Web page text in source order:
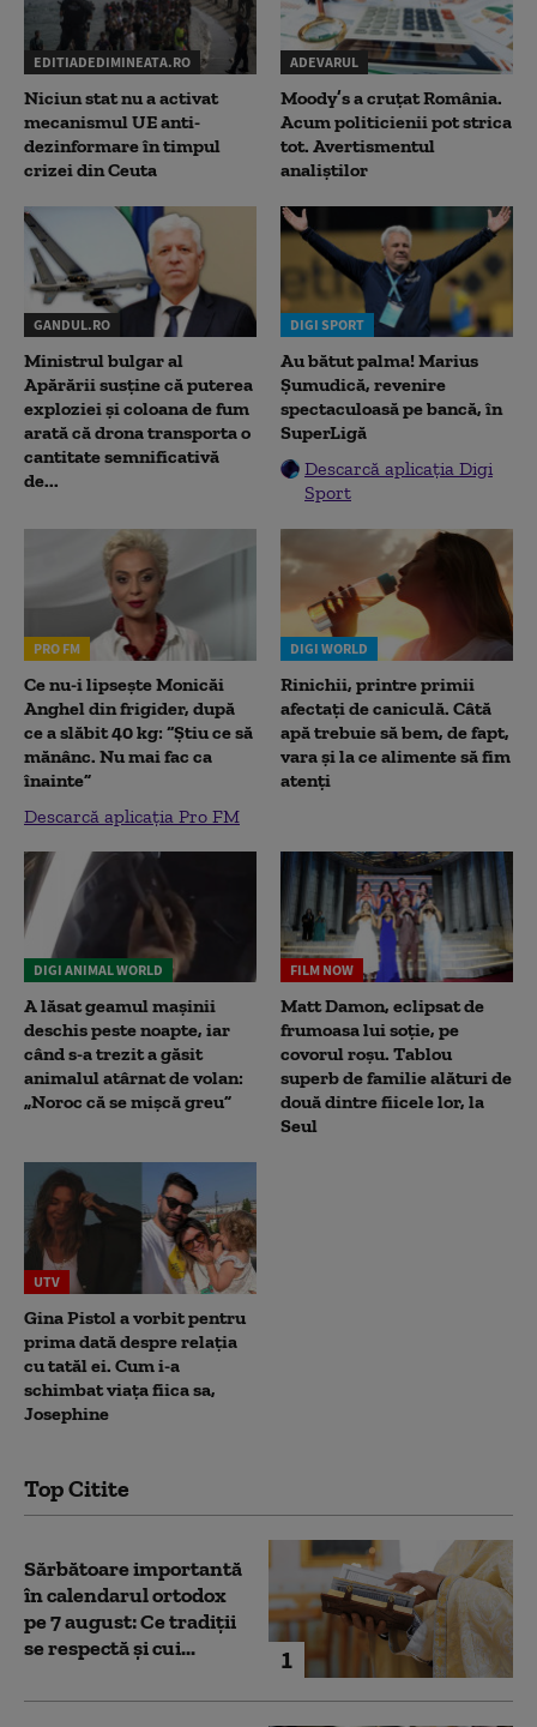
EDITIADEDIMINEATA.RO
Niciun stat nu a activat
mecanismul UE anti-
dezinformare în timpul
crizei din Ceuta
ADEVARUL
Moody’s a cruțat România.
Acum politicienii pot strica
tot. Avertismentul
analiștilor
GANDUL.RO
Ministrul bulgar al
Apărării susține că puterea
exploziei și coloana de fum
arată că drona transporta o
cantitate semnificativă
de...
DIGI SPORT
Au bătut palma! Marius
Șumudică, revenire
spectaculoasă pe bancă, în
SuperLigă
Descarcă aplicația Digi
Sport
PRO FM
Ce nu-i lipsește Monicăi
Anghel din frigider, după
ce a slăbit 40 kg: “Știu ce să
mănânc. Nu mai fac ca
înainte”
Descarcă aplicația Pro FM
DIGI WORLD
Rinichii, printre primii
afectați de caniculă. Câtă
apă trebuie să bem, de fapt,
vara și la ce alimente să fim
atenți
DIGI ANIMAL WORLD
A lăsat geamul mașinii
deschis peste noapte, iar
când s-a trezit a găsit
animalul atârnat de volan:
„Noroc că se mișcă greu”
FILM NOW
Matt Damon, eclipsat de
frumoasa lui soție, pe
covorul roșu. Tablou
superb de familie alături de
două dintre fiicele lor, la
Seul
UTV
Gina Pistol a vorbit pentru
prima dată despre relația
cu tatăl ei. Cum i-a
schimbat viața fiica sa,
Josephine
Top Citite
1
Sărbătoare importantă
în calendarul ortodox
pe 7 august: Ce tradiții
se respectă și cui...